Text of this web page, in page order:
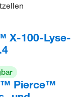
X-100-Lyse-
Pierce™